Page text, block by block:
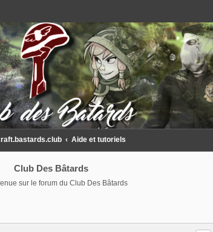
Aide et tutoriels
Club Des Bâtards
sur le forum du Club Des Bâtards